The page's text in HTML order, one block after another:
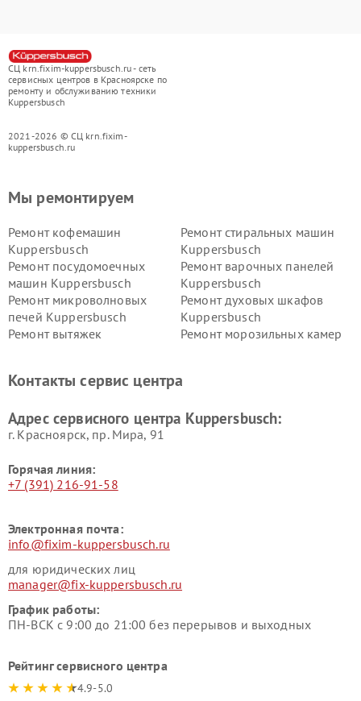
СЦ krn.fixim-kuppersbusch.ru - сеть
сервисных центров в Красноярске по
ремонту и обслуживанию техники
Kuppersbusch
2021-2026 © СЦ krn.fixim-
kuppersbusch.ru
Мы ремонтируем
Ремонт кофемашин
Kuppersbusch
Ремонт стиральных машин
Kuppersbusch
Ремонт посудомоечных
машин Kuppersbusch
Ремонт варочных панелей
Kuppersbusch
Ремонт микроволновых
печей Kuppersbusch
Ремонт духовых шкафов
Kuppersbusch
Ремонт вытяжек
Ремонт морозильных камер
Kuppersbusch
вакуумных упаковщиков
Ремонт сушильных машин Kuppersbusch
Контакты сервис центра
Адрес сервисного центра Kuppersbusch:
г. Красноярск, ​пр. Мира, 91
Горячая линия:
+7 (391) 216-91-58
Электронная почта:
info@fixim-kuppersbusch.ru
для юридических лиц
manager@fix-kuppersbusch.ru
График работы:
ПН-ВСК с 9:00 до 21:00 без перерывов и выходных
Рейтинг сервисного центра
4.9-5.0